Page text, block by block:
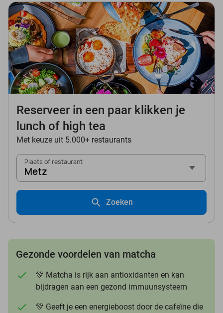
Reserveer in een paar klikken je
lunch of high tea
Met keuze uit 5.000+ restaurants
Plaats of restaurant
Metz
Zoeken
Gezonde voordelen van matcha
💚 Matcha is rijk aan antioxidanten en kan
bijdragen aan een gezond immuunsysteem
💚 Geeft je een energieboost door de cafeïne die